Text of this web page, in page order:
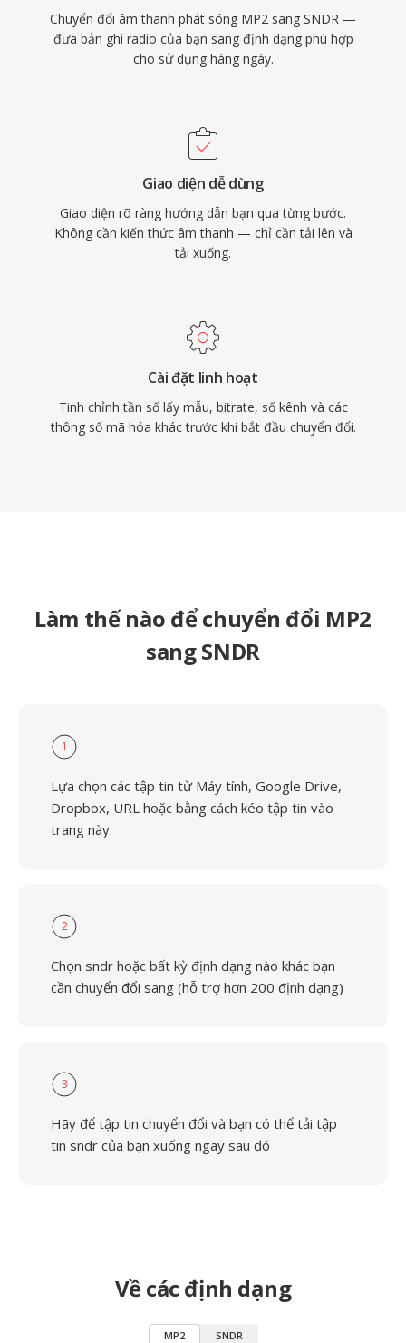
Chuyển đổi âm thanh phát sóng MP2 sang SNDR —
đưa bản ghi radio của bạn sang định dạng phù hợp
cho sử dụng hàng ngày.
Giao diện dễ dùng
Giao diện rõ ràng hướng dẫn bạn qua từng bước.
Không cần kiến thức âm thanh — chỉ cần tải lên và
tải xuống.
Cài đặt linh hoạt
Tinh chỉnh tần số lấy mẫu, bitrate, số kênh và các
thông số mã hóa khác trước khi bắt đầu chuyển đổi.
Làm thế nào để chuyển đổi MP2
sang SNDR
1
Lựa chọn các tập tin từ Máy tính, Google Drive,
Dropbox, URL hoặc bằng cách kéo tập tin vào
trang này.
2
Chọn sndr hoặc bất kỳ định dạng nào khác bạn
cần chuyển đổi sang (hỗ trợ hơn 200 định dạng)
3
Hãy để tập tin chuyển đổi và bạn có thể tải tập
tin sndr của bạn xuống ngay sau đó
Về các định dạng
MP2 SNDR